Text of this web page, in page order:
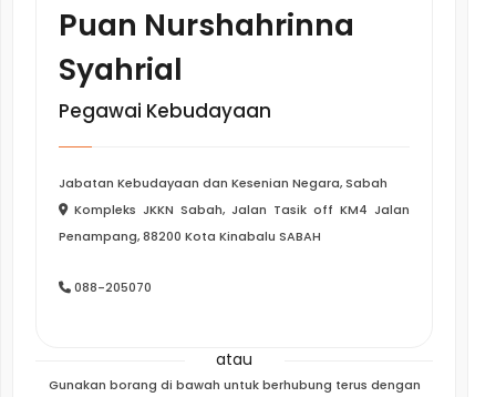
Puan Nurshahrinna
Syahrial
Pegawai Kebudayaan
Jabatan Kebudayaan dan Kesenian Negara, Sabah
Kompleks JKKN Sabah, Jalan Tasik off KM4 Jalan
Penampang, 88200 Kota Kinabalu SABAH
088-205070
atau
Gunakan borang di bawah untuk berhubung terus dengan